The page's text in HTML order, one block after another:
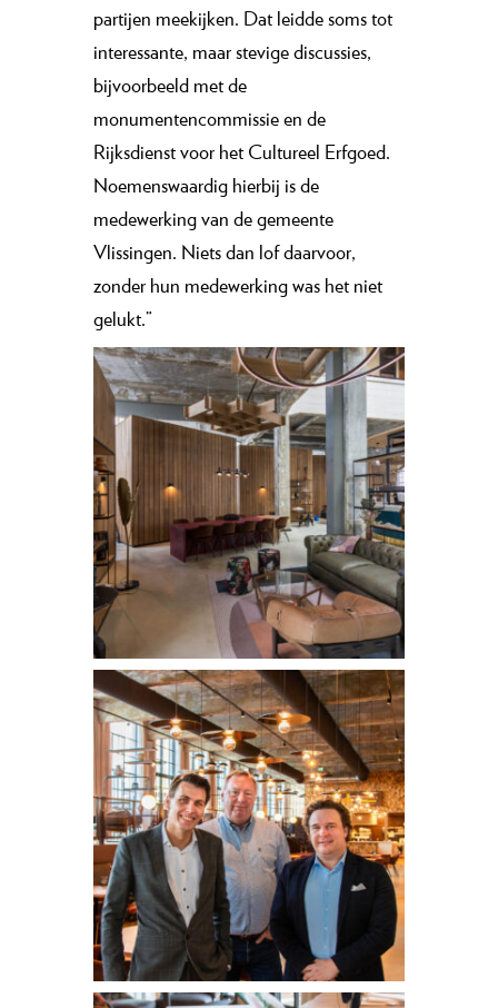
partijen meekijken. Dat leidde soms tot
interessante, maar stevige discussies,
bijvoorbeeld met de
monumentencommissie en de
Rijksdienst voor het Cultureel Erfgoed.
Noemenswaardig hierbij is de
medewerking van de gemeente
Vlissingen. Niets dan lof daarvoor,
zonder hun medewerking was het niet
gelukt.”